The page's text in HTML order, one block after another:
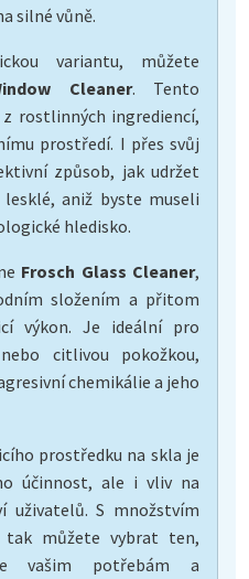
silné vůně.
variantu, můžete
Cleaner. Tento
rostlinných ingrediencí,
prostředí. I přes svůj
způsob, jak udržet
aniž byste museli
hledisko.
Frosch Glass Cleaner,
složením a přitom
výkon. Je ideální pro
citlivou pokožkou,
chemikálie a jeho
prostředku na skla je
účinnost, ale i vliv na
uživatelů. S množstvím
tak můžete vybrat ten,
vašim potřebám a